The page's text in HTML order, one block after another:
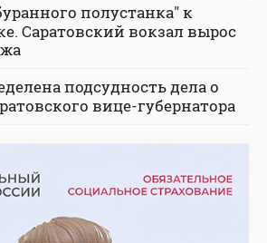
полустанка" к
Саратовский вокзал вырос
подсудность дела о
вице-губернатора